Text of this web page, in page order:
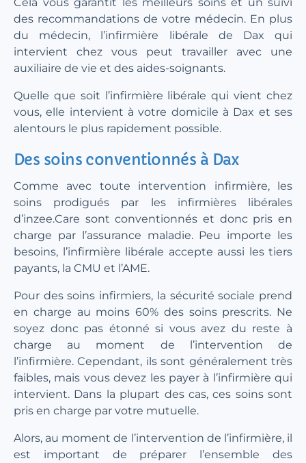
des recommandations de votre médecin. En plus
du médecin, l’infirmière libérale de Dax qui
intervient chez vous peut travailler avec une
auxiliaire de vie et des aides-soignants.
Quelle que soit l’infirmière libérale qui vient chez
vous, elle intervient à votre domicile à Dax et ses
alentours le plus rapidement possible.
Des soins conventionnés à Dax
Comme avec toute intervention infirmière, les
soins prodigués par les infirmières libérales
d’inzee.Care sont conventionnés et donc pris en
charge par l’assurance maladie. Peu importe les
besoins, l’infirmière libérale accepte aussi les tiers
payants, la CMU et l’AME.
Pour des soins infirmiers, la sécurité sociale prend
en charge au moins 60% des soins prescrits. Ne
soyez donc pas étonné si vous avez du reste à
charge au moment de l’intervention de
l’infirmière. Cependant, ils sont généralement très
faibles, mais vous devez les payer à l’infirmière qui
intervient. Dans la plupart des cas, ces soins sont
pris en charge par votre mutuelle.
Alors, au moment de l’intervention de l’infirmière, il
est important de préparer l’ensemble des